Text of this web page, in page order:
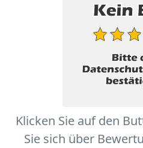
Klicken Sie auf den
Sie sich über